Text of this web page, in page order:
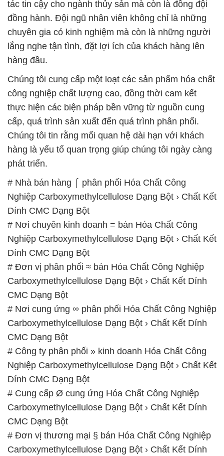
tác tin cậy cho ngành thủy sản mà còn là đồng đội
đồng hành. Đội ngũ nhân viên không chỉ là những
chuyên gia có kinh nghiệm mà còn là những người
lắng nghe tận tình, đặt lợi ích của khách hàng lên
hàng đầu.
Chúng tôi cung cấp một loạt các sản phẩm hóa chất
công nghiệp chất lượng cao, đồng thời cam kết
thực hiện các biện pháp bền vững từ nguồn cung
cấp, quá trình sản xuất đến quá trình phân phối.
Chúng tôi tin rằng mối quan hệ dài hạn với khách
hàng là yếu tố quan trọng giúp chúng tôi ngày càng
phát triển.
# Nhà bán hàng ⌠ phân phối Hóa Chất Công
Nghiệp Carboxymethylcellulose Dạng Bột › Chất Kết
Dính CMC Dạng Bột
# Nơi chuyên kinh doanh = bán Hóa Chất Công
Nghiệp Carboxymethylcellulose Dạng Bột › Chất Kết
Dính CMC Dạng Bột
# Đơn vị phân phối ≈ bán Hóa Chất Công Nghiệp
Carboxymethylcellulose Dạng Bột › Chất Kết Dính
CMC Dạng Bột
# Nơi cung ứng ∞ phân phối Hóa Chất Công Nghiệp
Carboxymethylcellulose Dạng Bột › Chất Kết Dính
CMC Dạng Bột
# Công ty phân phối » kinh doanh Hóa Chất Công
Nghiệp Carboxymethylcellulose Dạng Bột › Chất Kết
Dính CMC Dạng Bột
# Cung cấp Ø cung ứng Hóa Chất Công Nghiệp
Carboxymethylcellulose Dạng Bột › Chất Kết Dính
CMC Dạng Bột
# Đơn vị thương mại § bán Hóa Chất Công Nghiệp
Carboxymethylcellulose Dạng Bột › Chất Kết Dính